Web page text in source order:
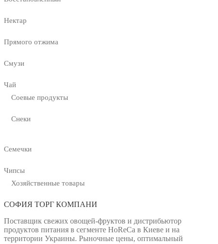
Нектар
Прямого отжима
Смузи
Чай
Соевые продукты
Снеки
Семечки
Чипсы
Хозяйственные товары
СОФИЯ ТОРГ КОМПАНИ
Поставщик свежих овощей-фруктов и дистрибьютор
продуктов питания в сегменте HoReCa в Киеве и на
территории Украины. Рыночные цены, оптимальный